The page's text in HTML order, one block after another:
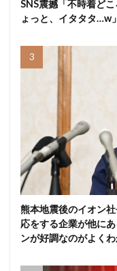
SNS震撼「不時着ど
ょっと、イタタタ…w
熊本地震後のイオン
応をする企業が他に
ンが好調なのがよくわ